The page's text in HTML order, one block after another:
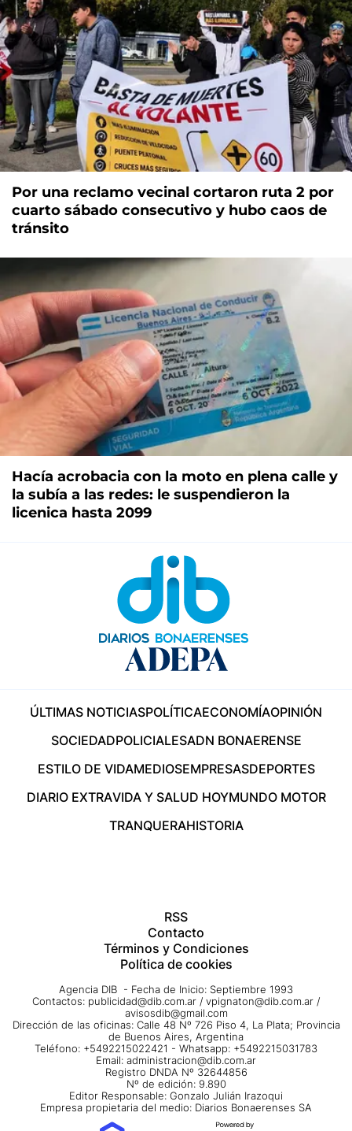
Por una reclamo vecinal cortaron ruta 2 por
cuarto sábado consecutivo y hubo caos de
tránsito
Hacía acrobacia con la moto en plena calle y
la subía a las redes: le suspendieron la
licenica hasta 2099
ÚLTIMAS NOTICIASPOLÍTICAECONOMÍAOPINIÓN
SOCIEDADPOLICIALESADN BONAERENSE
ESTILO DE VIDAMEDIOSEMPRESASDEPORTES
DIARIO EXTRAVIDA Y SALUD HOYMUNDO MOTOR
TRANQUERAHISTORIA
RSS
Contacto
Términos y Condiciones
Política de cookies
Agencia DIB - Fecha de Inicio: Septiembre 1993
Contactos: publicidad@dib.com.ar / vpignaton@dib.com.ar /
avisosdib@gmail.com
Dirección de las oficinas: Calle 48 Nº 726 Piso 4, La Plata; Provincia
de Buenos Aires, Argentina
Teléfono: +5492215022421 - Whatsapp: +5492215031783
Email: administracion@dib.com.ar
Registro DNDA Nº 32644856
Nº de edición: 9.890
Editor Responsable: Gonzalo Julián Irazoqui
Empresa propietaria del medio: Diarios Bonaerenses SA